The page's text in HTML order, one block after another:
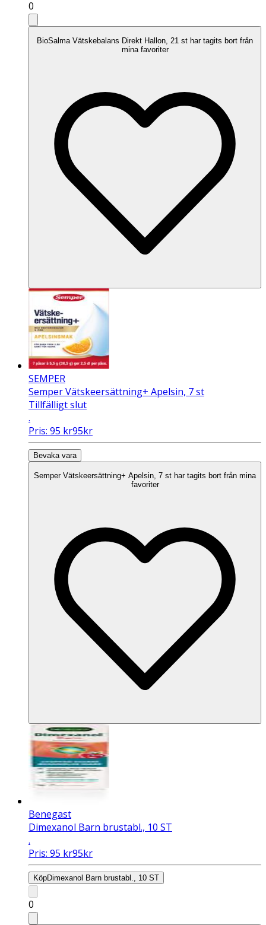
0
BioSalma Vätskebalans Direkt Hallon, 21 st har tagits bort från
mina favoriter
SEMPER
Semper Vätskeersättning+ Apelsin, 7 st
Tillfälligt slut
.
Pris: 95 kr95kr
Bevaka vara
Semper Vätskeersättning+ Apelsin, 7 st har tagits bort från mina
favoriter
Benegast
Dimexanol Barn brustabl., 10 ST
.
Pris: 95 kr95kr
KöpDimexanol Barn brustabl., 10 ST
0